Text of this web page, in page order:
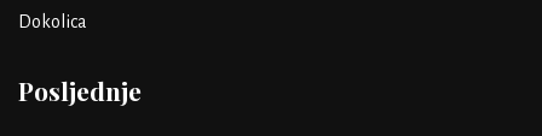
Dokolica
Posljednje